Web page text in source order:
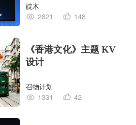
靛木
2821
148
《香港文化》主题 KV
设计
召物计划
1331
42